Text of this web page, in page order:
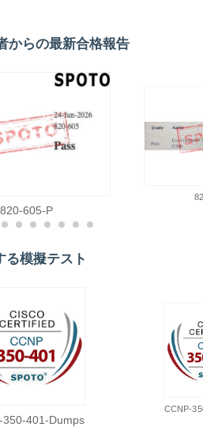
からの最新合格報告
820-605-P
る模擬テスト
350-401-Dumps
CCNP-